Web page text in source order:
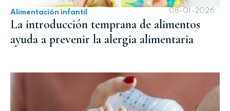
Alimentación infantil 08-01-2026
La introducción temprana de alimentos
ayuda a prevenir la alergia alimentaria